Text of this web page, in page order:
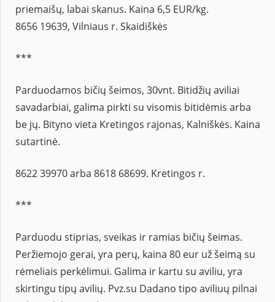
priemaišų, labai skanus. Kaina 6,5 EUR/kg.
8656 19639, Vilniaus r. Skaidiškės
***
Parduodamos bičių šeimos, 30vnt. Bitidžių aviliai
savadarbiai, galima pirkti su visomis bitidėmis arba
be jų. Bityno vieta Kretingos rajonas, Kalniškės. Kaina
sutartinė.
8622 39970 arba 8618 68699. Kretingos r.
***
Parduodu stiprias, sveikas ir ramias bičių šeimas.
Peržiemojo gerai, yra perų, kaina 80 eur už šeimą su
rėmeliais perkėlimui. Galima ir kartu su aviliu, yra
skirtingu tipų avilių. Pvz.su Dadano tipo aviliuų pilnai